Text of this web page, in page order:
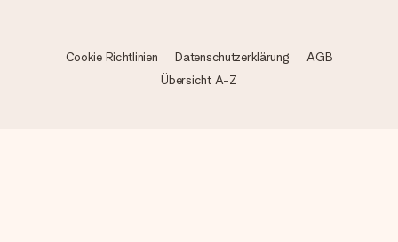
Cookie Richtlinien Datenschutzerklärung
AGB
Übersicht A-Z